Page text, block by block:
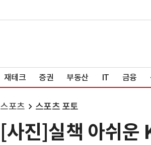
재테크 증권 부동산 IT 금융
스포츠 스포츠 포토
[사진]실책 아쉬운